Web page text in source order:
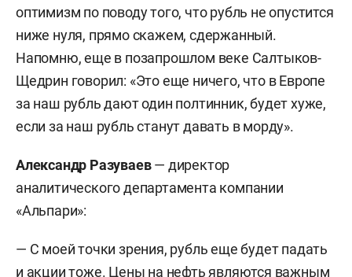
оптимизм по поводу того, что рубль не опустится
ниже нуля, прямо скажем, сдержанный.
Напомню, еще в позапрошлом веке Салтыков-
Щедрин говорил: «Это еще ничего, что в Европе
за наш рубль дают один полтинник, будет хуже,
если за наш рубль станут давать в морду».
Александр Разуваев— директор
аналитического департамента компании
«Альпари»:
— С моей точки зрения, рубль еще будет падать
и акции тоже. Цены на нефть являются важным